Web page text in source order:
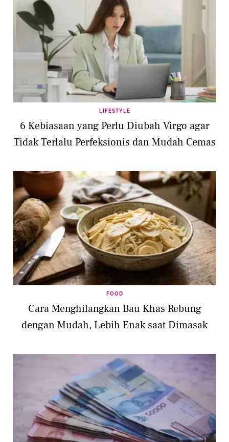
LIFESTYLE
6 Kebiasaan yang Perlu Diubah Virgo agar
Tidak Terlalu Perfeksionis dan Mudah Cemas
FOOD
Cara Menghilangkan Bau Khas Rebung
dengan Mudah, Lebih Enak saat Dimasak